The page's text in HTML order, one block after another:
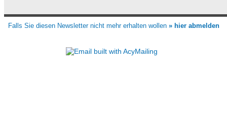
Falls Sie diesen Newsletter nicht mehr erhalten wollen » hier abmelden